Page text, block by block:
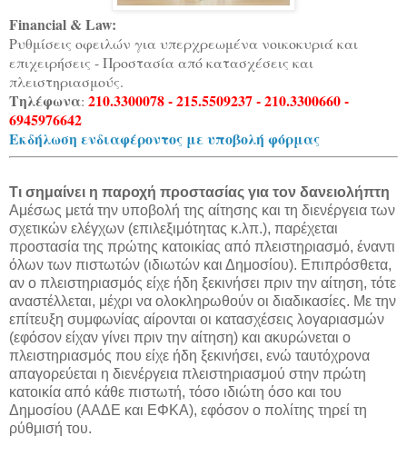
Financial & Law:
Ρυθμίσεις οφειλών για υπερχρεωμένα νοικοκυριά και
επιχειρήσεις - Προστασία από κατασχέσεις και
πλειστηριασμούς.
Τηλέφωνα: 210.3300078 - 215.5509237 - 210.3300660 -
6945976642
Εκδήλωση ενδιαφέροντος με υποβολή φόρμας
Τι σημαίνει η παροχή προστασίας για τον δανειολήπτη
Αμέσως μετά την υποβολή της αίτησης και τη διενέργεια των
σχετικών ελέγχων (επιλεξιμότητας κ.λπ.), παρέχεται
προστασία της πρώτης κατοικίας από πλειστηριασμό, έναντι
όλων των πιστωτών (ιδιωτών και Δημοσίου). Επιπρόσθετα,
αν ο πλειστηριασμός είχε ήδη ξεκινήσει πριν την αίτηση, τότε
αναστέλλεται, μέχρι να ολοκληρωθούν οι διαδικασίες. Με την
επίτευξη συμφωνίας αίρονται οι κατασχέσεις λογαριασμών
(εφόσον είχαν γίνει πριν την αίτηση) και ακυρώνεται ο
πλειστηριασμός που είχε ήδη ξεκινήσει, ενώ ταυτόχρονα
απαγορεύεται η διενέργεια πλειστηριασμού στην πρώτη
κατοικία από κάθε πιστωτή, τόσο ιδιώτη όσο και του
Δημοσίου (ΑΑΔΕ και ΕΦΚΑ), εφόσον ο πολίτης τηρεί τη
ρύθμισή του.